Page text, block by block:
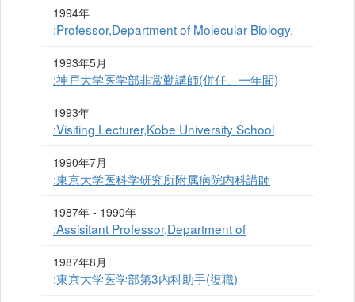
1994年
:Professor,Department of Molecular Biology,
1993年5月
:神戸大学医学部非常勤講師(併任、一年間)
1993年
:Visiting Lecturer,Kobe University School
1990年7月
:東京大学医科学研究所附属病院内科講師
1987年 - 1990年
:Assisitant Professor,Department of
1987年8月
:東京大学医学部第3内科助手(復職)